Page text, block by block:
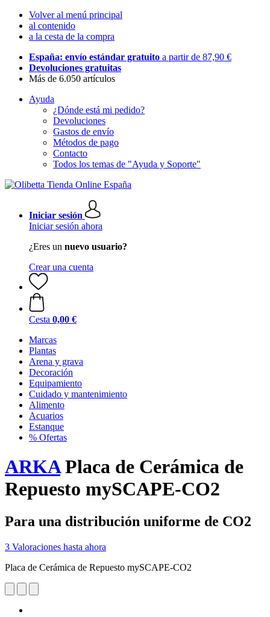
Volver al menú principal
al contenido
a la cesta de la compra
España: envío estándar gratuito a partir de 87,90 €
Devoluciones gratuitas
Más de 6.050 artículos
Ayuda
¿Dónde está mi pedido?
Devoluciones
Gastos de envío
Métodos de pago
Contacto
Todos los temas de "Ayuda y Soporte"
Iniciar sesión
Iniciar sesión ahora
¿Eres un nuevo usuario?
Crear una cuenta
Cesta 0,00 €
Marcas
Plantas
Arena y grava
Decoración
Equipamiento
Cuidado y mantenimiento
Alimento
Acuarios
Estanque
% Ofertas
ARKAPlaca de Cerámica de
Repuesto mySCAPE-CO2
Para una distribución uniforme de CO2
3 Valoraciones hasta ahora
Placa de Cerámica de Repuesto mySCAPE-CO2